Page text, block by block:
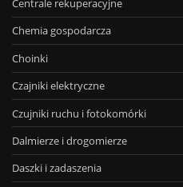
Centrale rekuperacyjne
Chemia gospodarcza
Choinki
Czajniki elektryczne
Czujniki ruchu i fotokomórki
Dalmierze i drogomierze
Daszki i zadaszenia